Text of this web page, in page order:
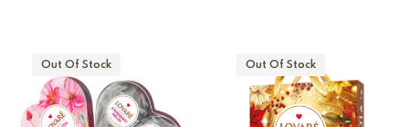
Out Of Stock Out Of Stock